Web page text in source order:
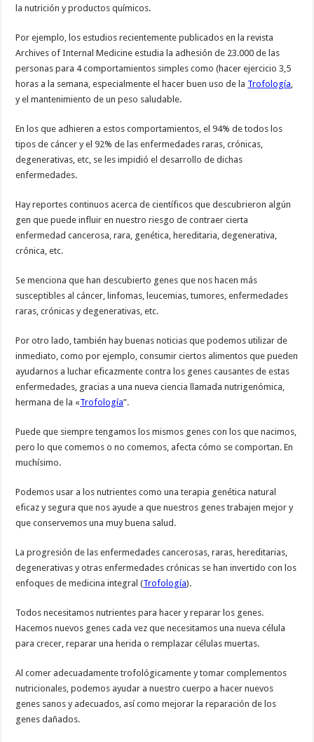
la nutrición y productos químicos.
Por ejemplo, los estudios recientemente publicados en la revista
Archives of Internal Medicine estudia la adhesión de 23.000 de las
personas para 4 comportamientos simples como (hacer ejercicio 3,5
horas a la semana, especialmente el hacer buen uso de la Trofología
y el mantenimiento de un peso saludable.
En los que adhieren a estos comportamientos, el 94% de todos los
tipos de cáncer y el 92% de las enfermedades raras, crónicas,
degenerativas, etc, se les impidió el desarrollo de dichas
enfermedades.
Hay reportes continuos acerca de científicos que descubrieron algún
gen que puede influir en nuestro riesgo de contraer cierta
enfermedad cancerosa, rara, genética, hereditaria, degenerativa,
crónica, etc.
Se menciona que han descubierto genes que nos hacen más
susceptibles al cáncer, linfomas, leucemias, tumores, enfermedades
raras, crónicas y degenerativas, etc.
Por otro lado, también hay buenas noticias que podemos utilizar de
inmediato, como por ejemplo, consumir ciertos alimentos que pueden
ayudarnos a luchar eficazmente contra los genes causantes de estas
enfermedades, gracias a una nueva ciencia llamada nutrigenómica,
hermana de la «Trofología”.
Puede que siempre tengamos los mismos genes con los que nacimos,
pero lo que comemos o no comemos, afecta cómo se comportan. En
muchísimo.
Podemos usar a los nutrientes como una terapia genética natural
eficaz y segura que nos ayude a que nuestros genes trabajen mejor y
que conservemos una muy buena salud.
La progresión de las enfermedades cancerosas, raras, hereditarias,
degenerativas y otras enfermedades crónicas se han invertido con los
enfoques de medicina integral (Trofología).
Todos necesitamos nutrientes para hacer y reparar los genes.
Hacemos nuevos genes cada vez que necesitamos una nueva célula
para crecer, reparar una herida o remplazar células muertas.
Al comer adecuadamente trofológicamente y tomar complementos
nutricionales, podemos ayudar a nuestro cuerpo a hacer nuevos
genes sanos y adecuados, así como mejorar la reparación de los
genes dañados.